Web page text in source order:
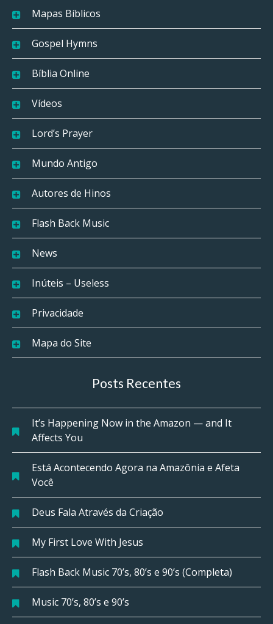
Mapas Bíblicos
Gospel Hymns
Bíblia Online
Vídeos
Lord’s Prayer
Mundo Antigo
Autores de Hinos
Flash Back Music
News
Inúteis – Useless
Privacidade
Mapa do Site
Posts Recentes
It’s Happening Now in the Amazon — and It
Affects You
Está Acontecendo Agora na Amazônia e Afeta
Você
Deus Fala Através da Criação
My First Love With Jesus
Flash Back Music 70’s, 80’s e 90’s (Completa)
Music 70’s, 80’s e 90’s